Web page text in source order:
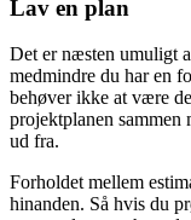
Lav en plan
Det er næsten umuligt
medmindre du har en
behøver ikke at være
projektplanen sammen
ud fra.
Forholdet mellem
hinanden. Så hvis du